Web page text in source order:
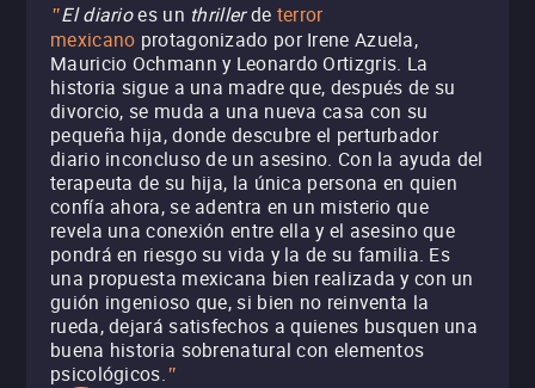
"El diarioes un thrillerde terror
mexicano protagonizado por Irene Azuela,
Mauricio Ochmann y Leonardo Ortizgris. La
historia sigue a una madre que, después de su
divorcio, se muda a una nueva casa con su
pequeña hija, donde descubre el perturbador
diario inconcluso de un asesino. Con la ayuda del
terapeuta de su hija, la única persona en quien
confía ahora, se adentra en un misterio que
revela una conexión entre ella y el asesino que
pondrá en riesgo su vida y la de su familia. Es
una propuesta mexicana bien realizada y con un
guión ingenioso que, si bien no reinventa la
rueda, dejará satisfechos a quienes busquen una
buena historia sobrenatural con elementos
psicológicos."